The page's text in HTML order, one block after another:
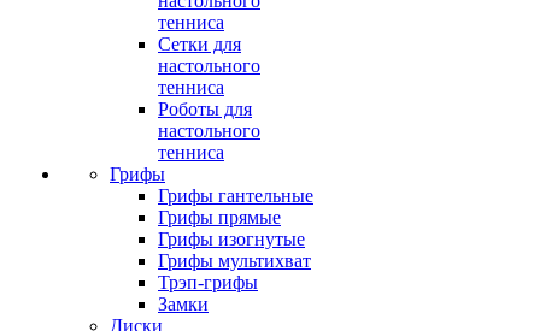
тенниса
Сетки для
настольного
тенниса
Роботы для
настольного
тенниса
Грифы
Грифы гантельные
Грифы прямые
Грифы изогнутые
Грифы мультихват
Трэп-грифы
Замки
Диски